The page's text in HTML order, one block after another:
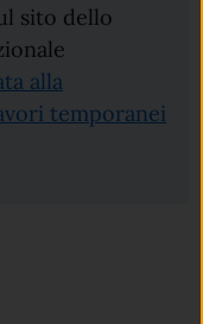
sito dello
alla
temporanei